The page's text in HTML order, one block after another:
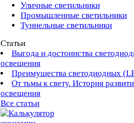
Уличные светильники
Промышленные светильники
Туннельные светильники
Статьи
Выгода и достоинства
освещения
Преимущества светодиодных
От тьмы к свету. История
освещения
Все статьи